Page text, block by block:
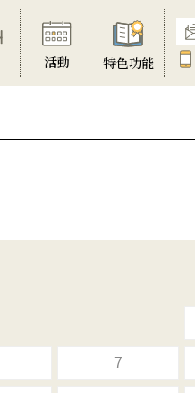
活動 特色功能
7